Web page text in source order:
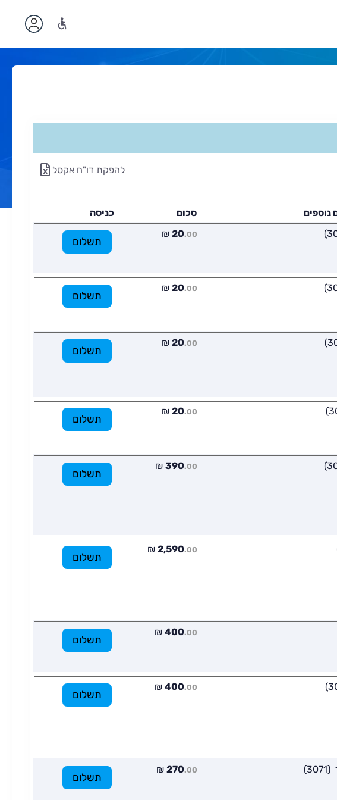
להפקת דו"ח אקסל
נוספים סכום
כניסה
20.00
₪
תשלום
20.00
₪
תשלום
20.00
₪
תשלום
20.00
₪
תשלום
390.00
₪
תשלום
2,590.00
₪
תשלום
400.00
₪
תשלום
400.00
₪
תשלום
270.00
₪
תשלום